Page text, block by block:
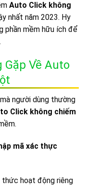
Auto Click không
nhất năm 2023. Hy
phần mềm hữu ích để
Gặp Về Auto
người dùng thường
Click không chiếm
mã xác thực
hoạt động riêng